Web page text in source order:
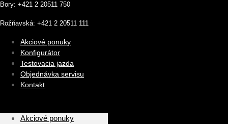
Bory: +421 2 20511 750
Rožňavská: +421 2 20511 111
Akciové ponuky
Konfigurátor
Testovacia jazda
Objednávka servisu
Kontakt
Akciové ponuky